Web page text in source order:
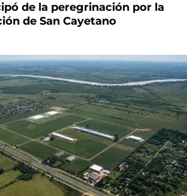
de la peregrinación por la
de San Cayetano